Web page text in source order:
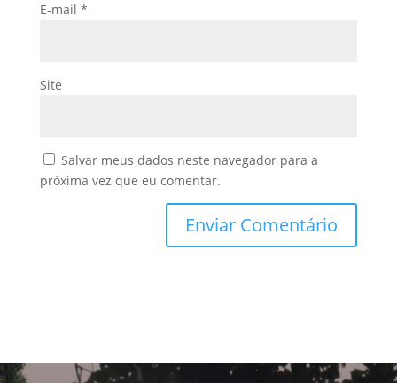
E-mail *
Site
Salvar meus dados neste navegador para a
próxima vez que eu comentar.